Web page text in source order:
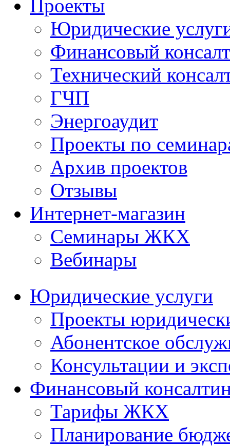
Проекты
Юридические
Финансовый
Технический
ГЧП
Энергоаудит
Проекты по
Архив проектов
Отзывы
Интернет-магазин
Семинары ЖКХ
Вебинары
Юридические услуги
Проекты
Абонентское
Консультации и
Финансовый
Тарифы ЖКХ
Планирование